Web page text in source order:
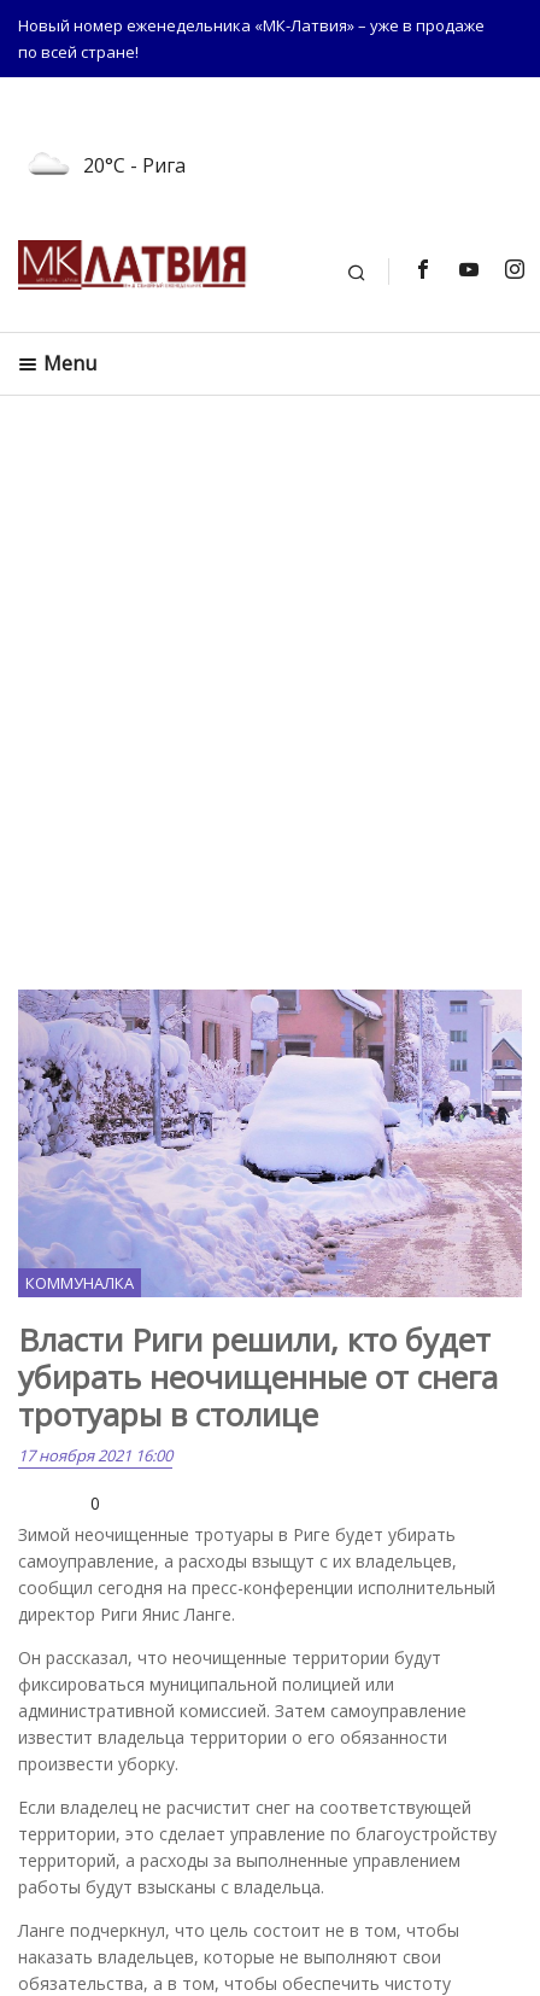
Новый номер еженедельника «МК-Латвия» – уже в продаже
по всей стране!
20°C - Рига
Поиск
Menu
КОММУНАЛКА
Власти Риги решили, кто будет
убирать неочищенные от снега
тротуары в столице
17 ноября 2021 16:00
0
Зимой неочищенные тротуары в Риге будет убирать
самоуправление, а расходы взыщут с их владельцев,
сообщил сегодня на пресс-конференции исполнительный
директор Риги Янис Ланге.
Он рассказал, что неочищенные территории будут
фиксироваться муниципальной полицией или
административной комиссией. Затем самоуправление
известит владельца территории о его обязанности
произвести уборку.
Если владелец не расчистит снег на соответствующей
территории, это сделает управление по благоустройству
территорий, а расходы за выполненные управлением
работы будут взысканы с владельца.
Ланге подчеркнул, что цель состоит не в том, чтобы
наказать владельцев, которые не выполняют свои
обязательства, а в том, чтобы обеспечить чистоту